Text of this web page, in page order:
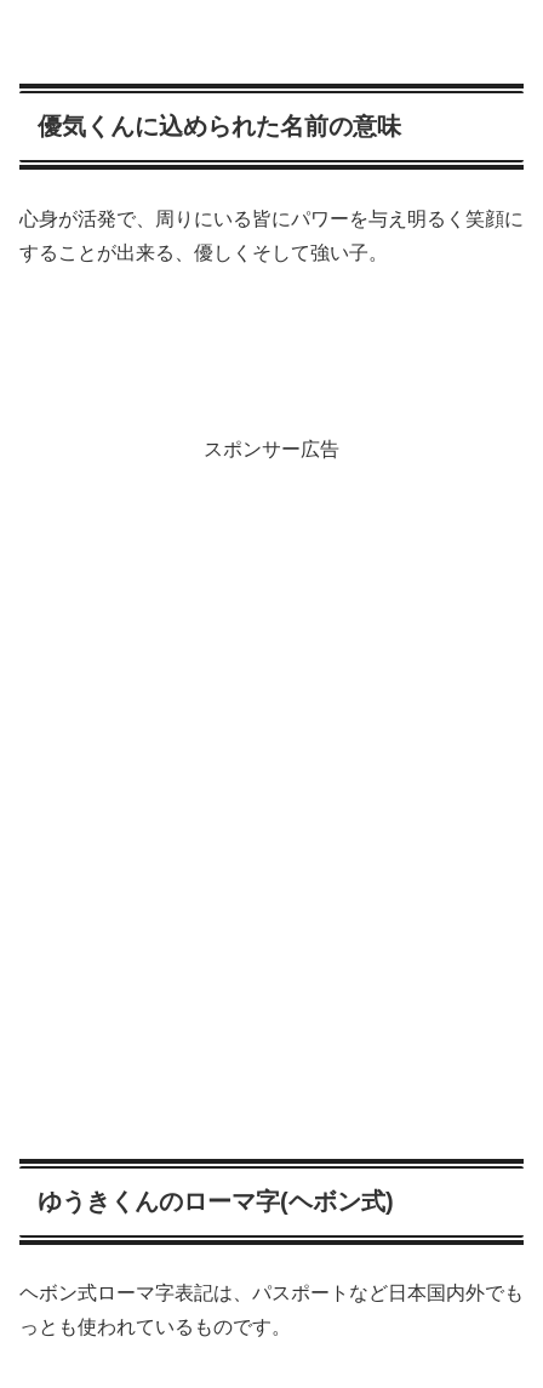
優気くんに込められた名前の意味
心身が活発で、周りにいる皆にパワーを与え明るく笑顔に
することが出来る、優しくそして強い子。
スポンサー広告
ゆうきくんのローマ字(ヘボン式)
ヘボン式ローマ字表記は、パスポートなど日本国内外でも
っとも使われているものです。